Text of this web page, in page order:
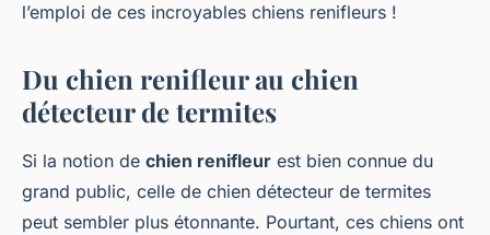
l’emploi de ces incroyables chiens renifleurs !
Du chien renifleur au chien
détecteur de termites
Si la notion de chien renifleur est bien connue du
grand public, celle de chien détecteur de termites
peut sembler plus étonnante. Pourtant, ces chiens ont